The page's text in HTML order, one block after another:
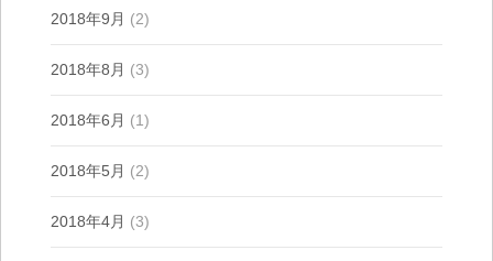
2018年9月 (2)
2018年8月 (3)
2018年6月 (1)
2018年5月 (2)
2018年4月 (3)